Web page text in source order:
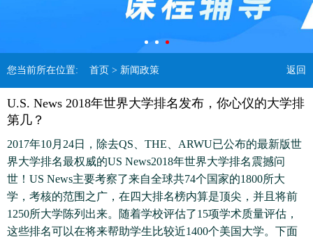
您当前所在位置: 首页 > 新闻政策 返回
U.S. News 2018年世界大学排名发布，你心仪的大学排
第几？
2017年10月24日，除去QS、THE、ARWU已公布的最新版世
界大学排名最权威的US News2018年世界大学排名震撼问
世！US News主要考察了来自全球共74个国家的1800所大
学，考核的范围之广，在四大排名榜内算是顶尖，并且将前
1250所大学陈列出来。随着学校评估了15项学术质量评估，
这些排名可以在将来帮助学生比较近1400个美国大学。下面